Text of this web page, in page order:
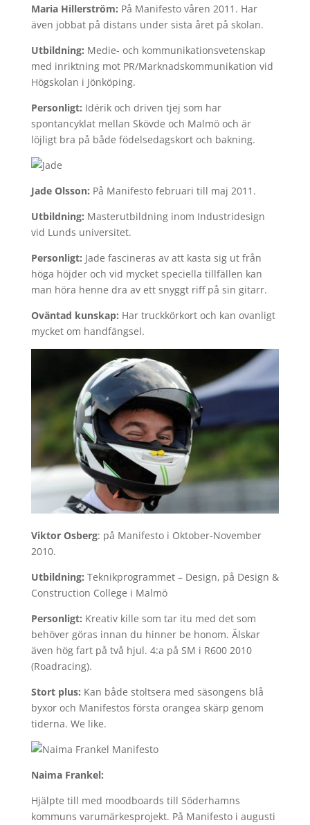
Maria Hillerström: På Manifesto våren 2011. Har
även jobbat på distans under sista året på skolan.
Utbildning: Medie- och kommunikationsvetenskap
med inriktning mot PR/Marknadskommunikation vid
Högskolan i Jönköping.
Personligt: Idérik och driven tjej som har
spontancyklat mellan Skövde och Malmö och är
löjligt bra på både födelsedagskort och bakning.
Jade Olsson: På Manifesto februari till maj 2011.
Utbildning: Masterutbildning inom Industridesign
vid Lunds universitet.
Personligt: Jade fascineras av att kasta sig ut från
höga höjder och vid mycket speciella tillfällen kan
man höra henne dra av ett snyggt riff på sin gitarr.
Oväntad kunskap: Har truckkörkort och kan ovanligt
mycket om handfängsel.
Viktor Osberg: på Manifesto i Oktober-November
2010.
Utbildning: Teknikprogrammet – Design, på Design &
Construction College i Malmö
Personligt: Kreativ kille som tar itu med det som
behöver göras innan du hinner be honom. Älskar
även hög fart på två hjul. 4:a på SM i R600 2010
(Roadracing).
Stort plus: Kan både stoltsera med säsongens blå
byxor och Manifestos första orangea skärp genom
tiderna. We like.
Naima Frankel:
Hjälpte till med moodboards till Söderhamns
kommuns varumärkesprojekt. På Manifesto i augusti